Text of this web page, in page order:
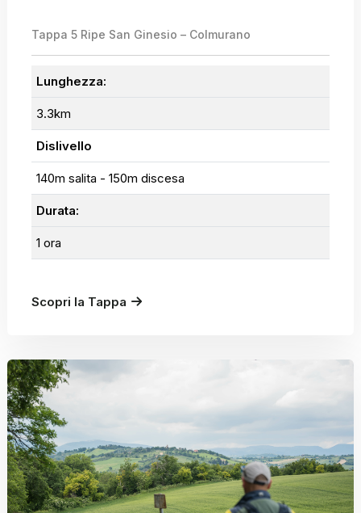
Tappa 5 Ripe San Ginesio – Colmurano
Lunghezza:
3.3km
Dislivello
140m salita - 150m discesa
Durata:
1 ora
Scopri la Tappa